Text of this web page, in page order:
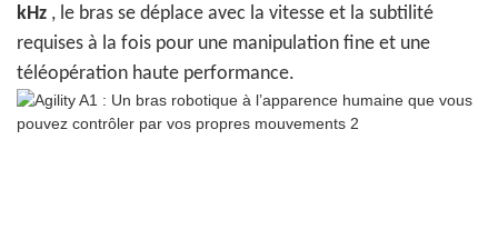
kHz , le bras se déplace avec la vitesse et la subtilité
requises à la fois pour une manipulation fine et une
téléopération haute performance.